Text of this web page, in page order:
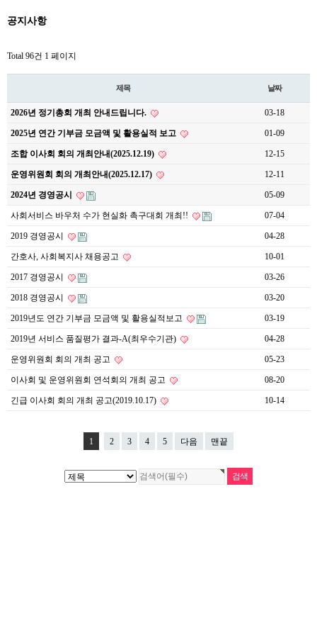
공지사항
Total 96건 1 페이지
제목 날짜
2026년 정기총회 개최 안내드립니다. 03-18
2025년 연간 기부금 모금액 및 활용실적 보고 01-09
조합 이사회 회의 개최안내(2025.12.19) 12-15
운영위원회 회의 개최안내(2025.12.17) 12-11
2024년 경영공시 05-09
사회서비스 바우처 수가 현실화 촉구대회 개최!! 07-04
2019 경영공시 04-28
간호사, 사회복지사 채용공고 10-01
2017 경영공시 03-26
2018 경영공시 03-20
2019년도 연간 기부금 모금액 및 활용실적보고 03-19
2019년 서비스 품질평가 결과-A(최우수기관) 04-28
운영위원회 회의 개최 공고 05-23
이사회 및 운영위원회 연석회의 개최 공고 08-20
긴급 이사회 회의 개최 공고(2019.10.17) 10-14
1 2 3 4 5 다음 맨끝